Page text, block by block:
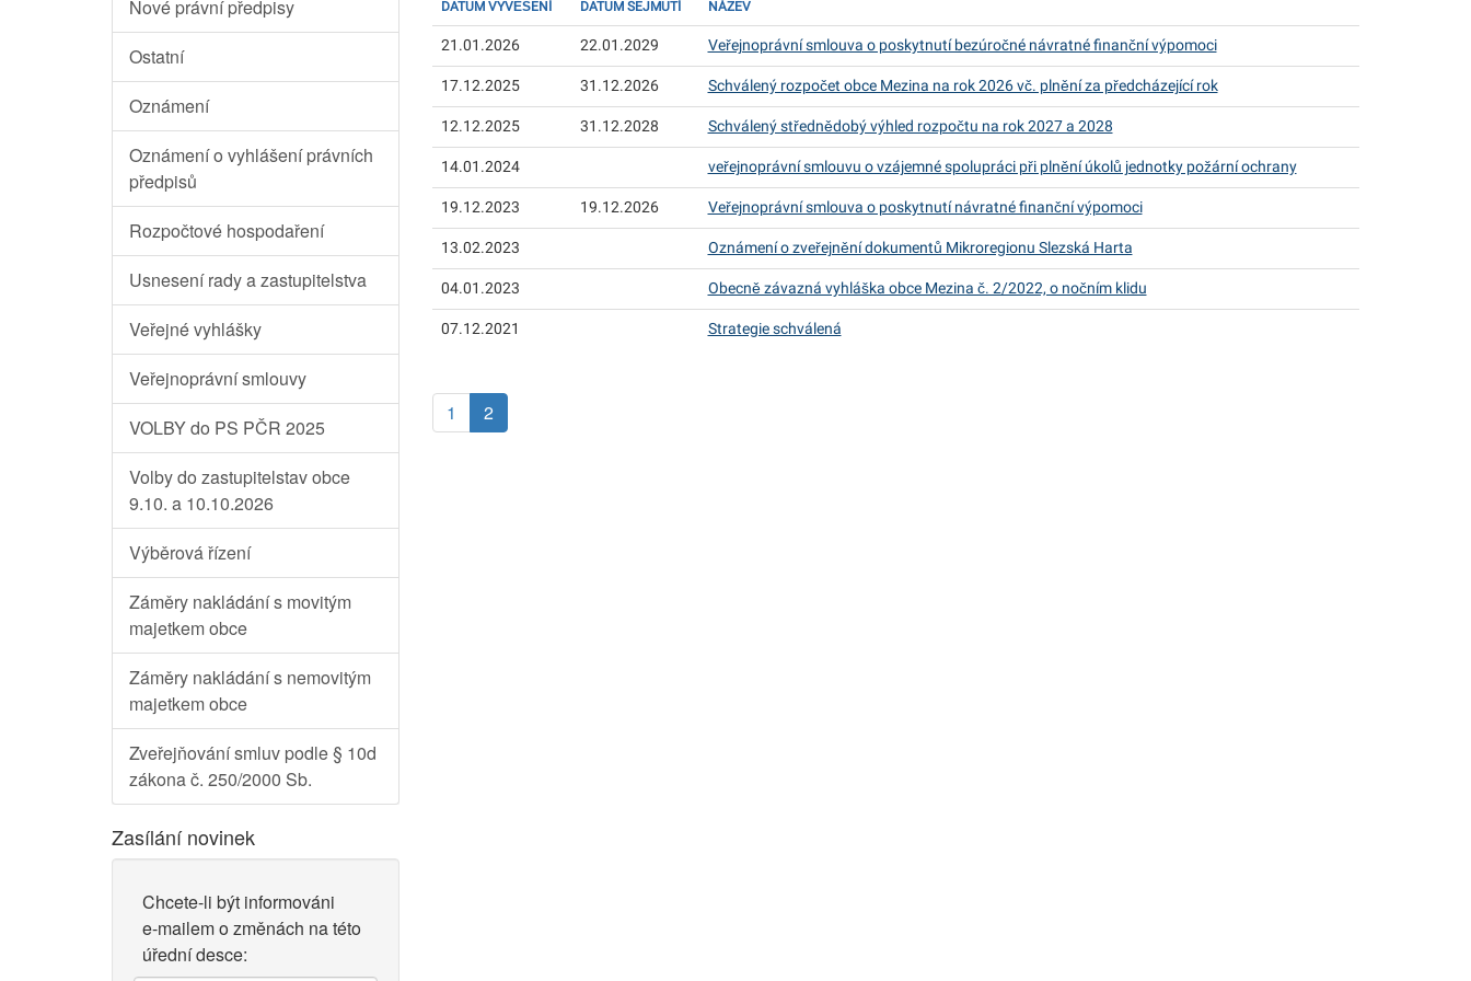
Nové právní předpisy
Ostatní
Oznámení
Oznámení o vyhlášení právních
předpisů
Rozpočtové hospodaření
Usnesení rady a zastupitelstva
Veřejné vyhlášky
Veřejnoprávní smlouvy
VOLBY do PS PČR 2025
Volby do zastupitelstav obce
9.10. a 10.10.2026
Výběrová řízení
Záměry nakládání s movitým
majetkem obce
Záměry nakládání s nemovitým
majetkem obce
Zveřejňování smluv podle § 10d
zákona č. 250/2000 Sb.
Zasílání novinek
Chcete-li být informováni
e-mailem o změnách na této
úřední desce:
DATUM VYVĚŠENÍ DATUM SEJMUTÍ NÁZEV
21.01.2026 22.01.2029 Veřejnoprávní smlouva o poskytnutí bezúročné návratné finanční výpomoci
17.12.2025 31.12.2026 Schválený rozpočet obce Mezina na rok 2026 vč. plnění za předcházející rok
12.12.2025 31.12.2028 Schválený střednědobý výhled rozpočtu na rok 2027 a 2028
14.01.2024 veřejnoprávní smlouvu o vzájemné spolupráci při plnění úkolů jednotky požární ochrany
19.12.2023 19.12.2026 Veřejnoprávní smlouva o poskytnutí návratné finanční výpomoci
13.02.2023 Oznámení o zveřejnění dokumentů Mikroregionu Slezská Harta
04.01.2023 Obecně závazná vyhláška obce Mezina č. 2/2022, o nočním klidu
07.12.2021 Strategie schválená
1 2(aktuální)